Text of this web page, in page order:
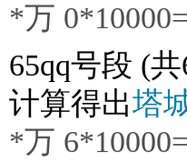
*万 0
65qq号段 (
计算得出塔
*万 6